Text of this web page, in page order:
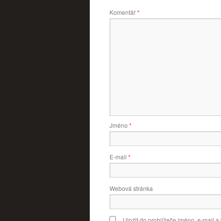
Komentář*
Jméno *
E-mail *
Webová stránka